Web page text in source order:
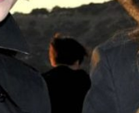
200
2017